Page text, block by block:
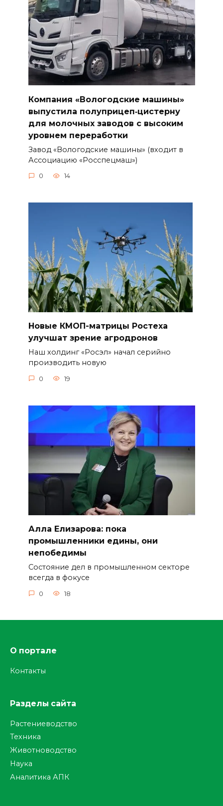
Компания «Вологодские машины»
выпустила полуприцеп‑цистерну
для молочных заводов с высоким
уровнем переработки
Завод «Вологодские машины» (входит в
Ассоциацию «Росспецмаш»)
0 14
Новые КМОП-матрицы Ростеха
улучшат зрение агродронов
Наш холдинг «Росэл» начал серийно
производить новую
0 19
Алла Елизарова: пока
промышленники едины, они
непобедимы
Состояние дел в промышленном секторе
всегда в фокусе
0 18
О портале
Контакты
Разделы сайта
Растениеводство
Техника
Животноводство
Наука
Аналитика АПК